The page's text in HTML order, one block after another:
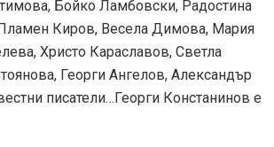
Бойко Ламбовски, Радостина
Киров, Весела Димова, Мария
Христо Караславов, Светла
Георги Ангелов, Александър
писатели…Георги Констанинов е